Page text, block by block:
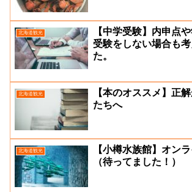
北海道観光
【中学受験】内申点
受験をしない場合も
た。
北海道観光
【本のオススメ】正
たちへ
北海道観光
【小樽水族館】オン
（待ってました！）